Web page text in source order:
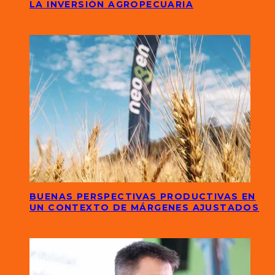
LA INVERSIÓN AGROPECUARIA
BUENAS PERSPECTIVAS PRODUCTIVAS EN
UN CONTEXTO DE MÁRGENES AJUSTADOS